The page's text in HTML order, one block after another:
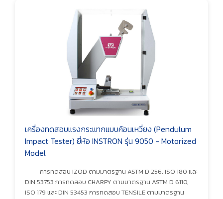
เครื่องทดสอบแรงกระแทกแบบค้อนเหวี่ยง (Pendulum
Impact Tester) ยี่ห้อ INSTRON รุ่น 9050 - Motorized
Model
การทดสอบ IZOD ตามมาตรฐาน ASTM D 256, ISO 180 และ
DIN 53753 การทดสอบ CHARPY ตามมาตรฐาน ASTM D 6110,
ISO 179 และ DIN 53453 การทดสอบ TENSILE ตามมาตรฐาน